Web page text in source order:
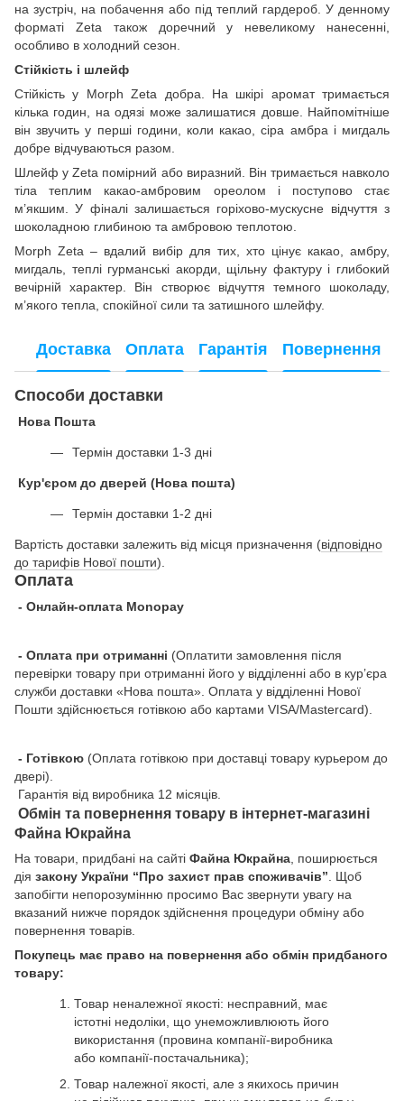
на зустріч, на побачення або під теплий гардероб. У денному
форматі Zeta також доречний у невеликому нанесенні,
особливо в холодний сезон.
Стійкість і шлейф
Стійкість у Morph Zeta добра. На шкірі аромат тримається
кілька годин, на одязі може залишатися довше. Найпомітніше
він звучить у перші години, коли какао, сіра амбра і мигдаль
добре відчуваються разом.
Шлейф у Zeta помірний або виразний. Він тримається навколо
тіла теплим какао-амбровим ореолом і поступово стає
м’якшим. У фіналі залишається горіхово-мускусне відчуття з
шоколадною глибиною та амбровою теплотою.
Morph Zeta – вдалий вибір для тих, хто цінує какао, амбру,
мигдаль, теплі гурманські акорди, щільну фактуру і глибокий
вечірній характер. Він створює відчуття темного шоколаду,
м’якого тепла, спокійної сили та затишного шлейфу.
Доставка Оплата Гарантія Повернення
Способи доставки
Нова Пошта
Термін доставки 1-3 дні
Кур'єром до дверей (Нова пошта)
Термін доставки 1-2 дні
Вартість доставки залежить від місця призначення (відповідно
до тарифів Нової пошти).
Оплата
- Онлайн-оплата Monopay
- Оплата при отриманні (Оплатити замовлення після
перевірки товару при отриманні його у відділенні або в кур’єра
служби доставки «Нова пошта». Оплата у відділенні Нової
Пошти здійснюється готівкою або картами VISA/Mastercard).
- Готівкою (Оплата готівкою при доставці товару курьером до
двері).
Гарантія від виробника 12 місяців.
Обмін та повернення товару в інтернет-магазині
Файна Юкрайна
На товари, придбані на сайті Файна Юкрайна, поширюється
дія закону України “Про захист прав споживачів”. Щоб
запобігти непорозумінню просимо Вас звернути увагу на
вказаний нижче порядок здійснення процедури обміну або
повернення товарів.
Покупець має право на повернення або обмін придбаного
товару:
Товар неналежної якості: несправний, має
істотні недоліки, що унеможливлюють його
використання (провина компанії-виробника
або компанії-постачальника);
Товар належної якості, але з якихось причин